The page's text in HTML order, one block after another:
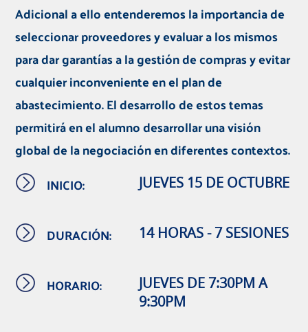
Adicional a ello entenderemos la importancia de
seleccionar proveedores y evaluar a los mismos
para dar garantías a la gestión de compras y evitar
cualquier inconveniente en el plan de
abastecimiento.El desarrollo de estos temas
permitirá en el alumno desarrollar una visión
global de la negociación en diferentes contextos.
INICIO:
JUEVES 15 DE OCTUBRE
DURACIÓN: 14 HORAS - 7 SESIONES
HORARIO:
JUEVES DE 7:30PM A
9:30PM